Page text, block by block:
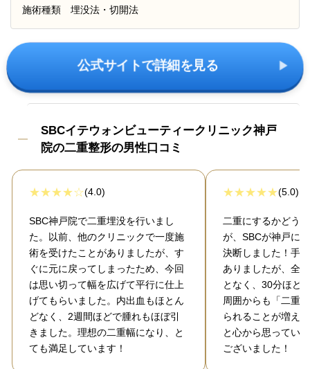
施術種類 埋没法・切開法
公式サイトで詳細を見る
SBCイテウォンビューティークリニック神戸
院の二重整形の男性口コミ
(4.0)
SBC神戸院で二重埋没を行いまし
た。以前、他のクリニックで一度施
術を受けたことがありましたが、す
ぐに元に戻ってしまったため、今回
は思い切って幅を広げて平行に仕上
げてもらいました。内出血もほとん
どなく、2週間ほどで腫れもほぼ引
きました。理想の二重幅になり、と
ても満足しています！
(5.0)
二重にするかどう
が、SBCが神戸に
決断しました！手
ありましたが、全
となく、30分ほど
周囲からも「二重
られることが増え
と心から思ってい
ございました！